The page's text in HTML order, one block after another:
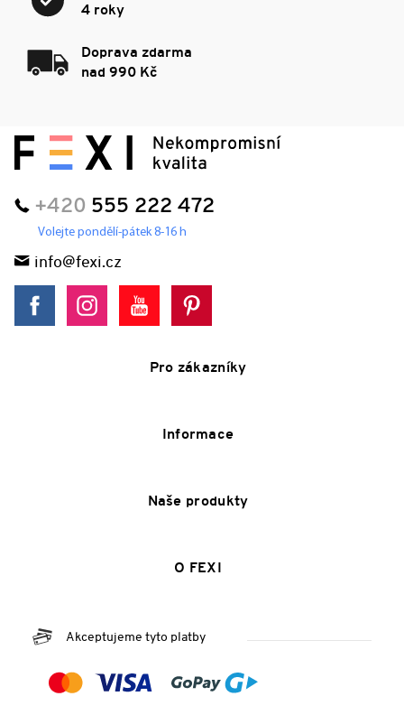
4 roky
Doprava zdarma
nad 990 Kč
+420 555 222 472
Volejte pondělí-pátek 8-16 h
info@fexi.cz
Pro zákazníky
Informace
Naše produkty
O FEXI
Akceptujeme tyto platby